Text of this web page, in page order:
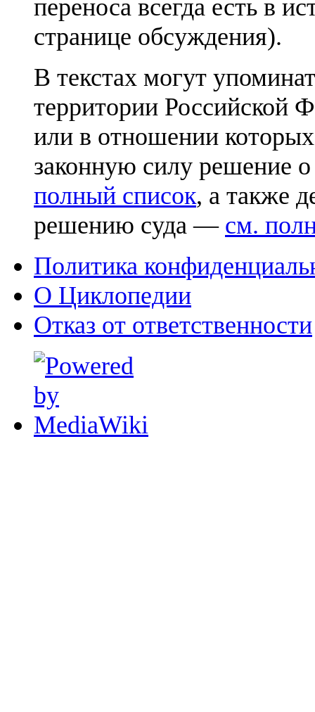
переноса всегда есть в
странице обсуждения).
В текстах могут
территории Российской
или в отношении
законную силу решение
полный список, а также
решению суда — см.
Политика
О Циклопедии
Отказ от ответственности